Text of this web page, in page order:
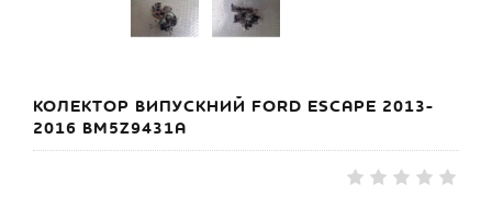
КОЛЕКТОР ВИПУСКНИЙ FORD ESCAPE 2013-
2016 BM5Z9431A